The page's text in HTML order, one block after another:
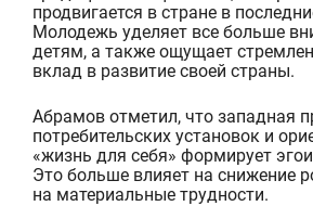
продвигается в стране в
Молодежь уделяет все больше
детям, а также ощущает
вклад в развитие своей страны.
Абрамов отметил, что западная
потребительских установок и
«жизнь для себя» формирует
Это больше влияет на снижение
на материальные трудности.